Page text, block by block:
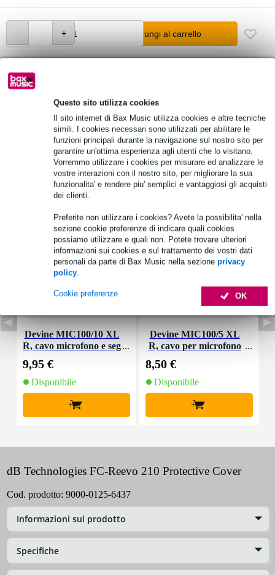
Questo sito utilizza cookies
Il sito internet di Bax Music utilizza cookies e altre tecniche
simili. I cookies necessari sono utilizzati per abilitare le
funzioni principali durante la navigazione sul nostro sito per
garantire un'ottima esperienza agli utenti che lo visitano.
Vorremmo utilizzare i cookies per misurare ed analizzare le
vostre interazioni con il nostro sito, per migliorare la sua
funzionalita' e rendere piu' semplici e vantaggiosi gli acquisti
dei clienti.
Preferite non utilizzare i cookies? Avete la possibilita' nella
sezione cookie preferenze di indicare quali cookies
possiamo utilizzare e quali non. Potete trovare ulteriori
informazioni sui cookies e sul trattamento dei vostri dati
personali da parte di Bax Music nella sezione privacy
policy.
OK
Cookie preferenze
Aggiungi al carrello
Oltre 48.000 articoli disponibili
1.250 marchi leader
Informazioni sul prodotto
Specifiche complete
Accessori (19)
Devine MIC100/10 XL
R, cavo microfono e seg
9,95 €
Disponibile
+
Devine MIC100/5 XL
R, cavo per microfono
8,50 €
Disponibile
+
dB Technologies FC-Reevo 210 Protective Cover
Cod. prodotto: 9000-0125-6437
Informazioni sul prodotto
Specifiche